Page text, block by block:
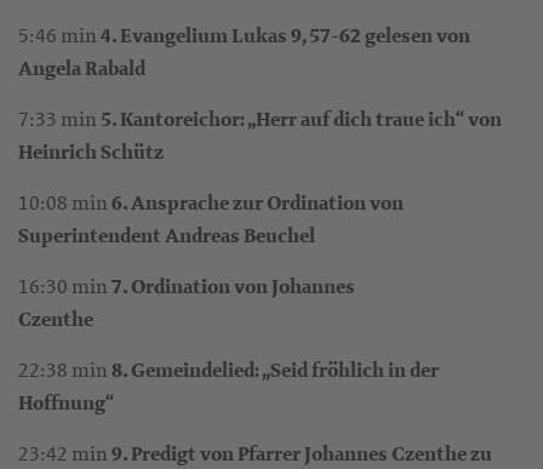
5:46 min4. Evangelium Lukas 9, 57-62 gelesen von
Angela Rabald
7:33 min 5. Kantoreichor: „Herr auf dich traue ich“ von
Heinrich Schütz
10:08 min6. Ansprache zur Ordination von
Superintendent Andreas Beuchel
16:30 min7. Ordination von Johannes
Czenthe
22:38 min8. Gemeindelied: „Seid fröhlich in der
Hoffnung“
23:42 min9. Predigt von Pfarrer Johannes Czenthe zu